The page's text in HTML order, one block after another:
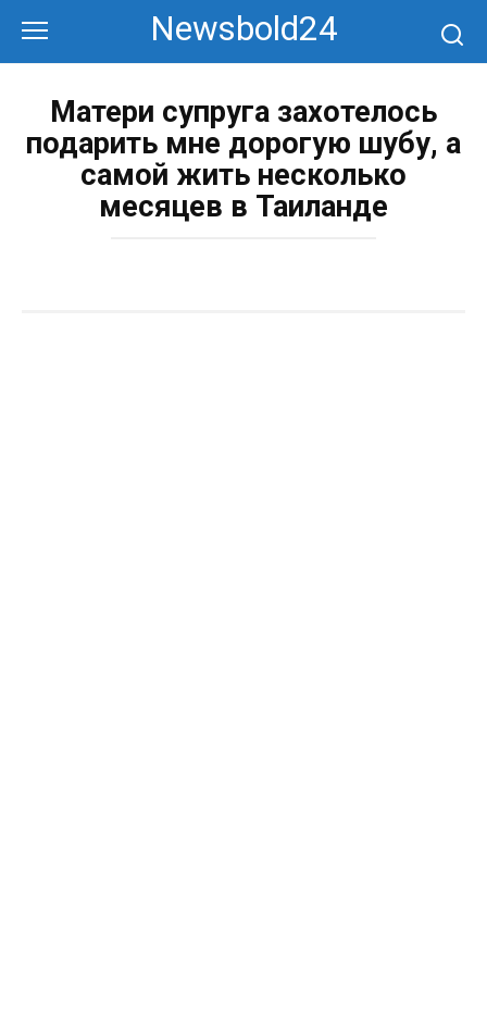
контенту
Newsbold24
Матери супруга захотелось
подарить мне дорогую шубу, а
самой жить несколько
месяцев в Таиланде